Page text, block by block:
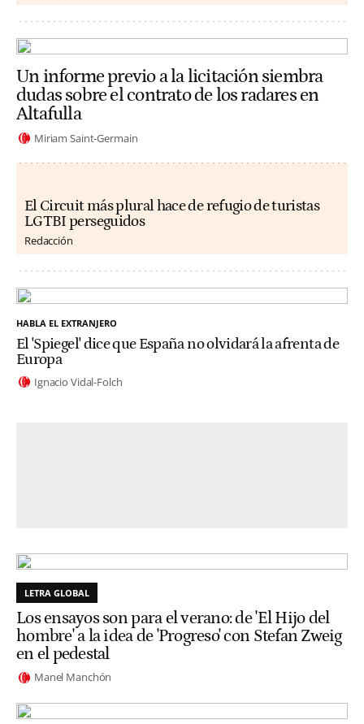
Un informe previo a la licitación siembra
dudas sobre el contrato de los radares en
Altafulla
Miriam Saint-Germain
El Circuit más plural hace de refugio de turistas
LGTBI perseguidos
Redacción
HABLA EL EXTRANJERO
El 'Spiegel' dice que España no olvidará la afrenta de
Europa
Ignacio Vidal-Folch
LETRA GLOBAL
Los ensayos son para el verano: de 'El Hijo del
hombre' a la idea de 'Progreso' con Stefan Zweig
en el pedestal
Manel Manchón